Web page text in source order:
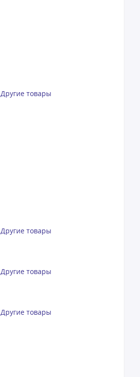
Другие товары
Другие товары
Другие товары
Другие товары